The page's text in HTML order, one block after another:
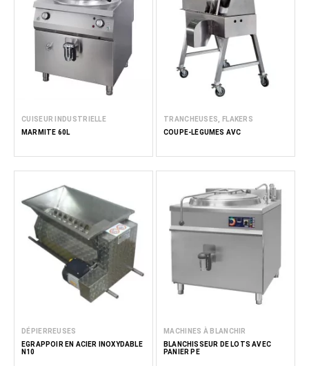
CUISEUR INDUSTRIELLE
MARMITE 60L
TRANCHEUSES, FLAKERS
COUPE-LÉGUMES AVC
DÉPIERREUSES
EGRAPPOIR EN ACIER INOXYDABLE
N10
MACHINES À BLANCHIR
BLANCHISSEUR DE LOTS AVEC
PANIER PE